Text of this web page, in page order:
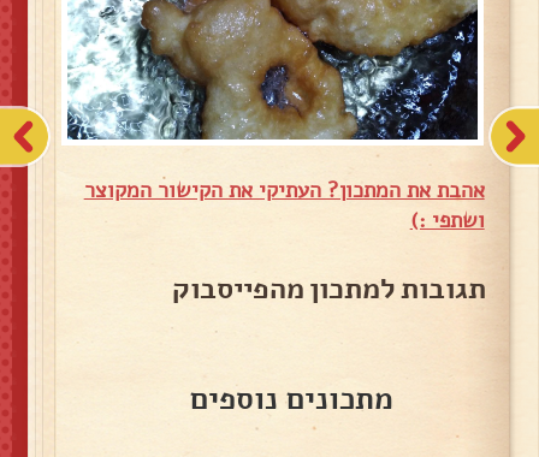
אהבת את המתכון? העתיקי את הקישור המקוצר
ושתפי :)
תגובות למתכון מהפייסבוק
מתכונים נוספים